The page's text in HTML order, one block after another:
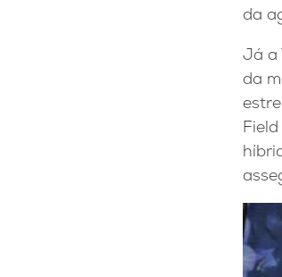
da
Já a
da